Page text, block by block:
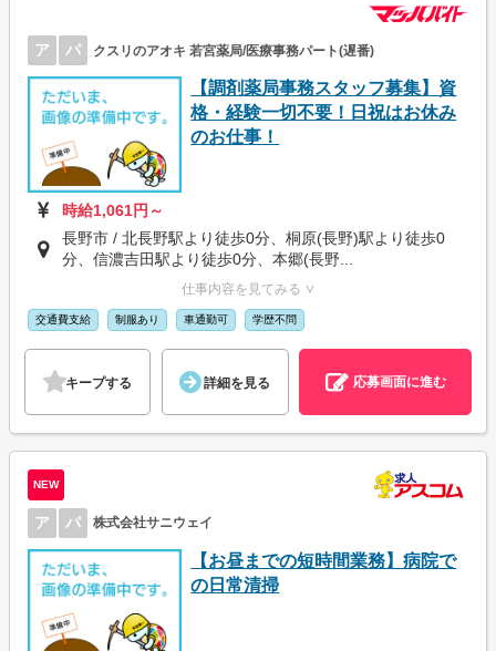
ア パ クスリのアオキ 若宮薬局/医療事務パート(遅番)
【調剤薬局事務スタッフ募集】資
格・経験一切不要！日祝はお休み
のお仕事！
時給1,061円～
長野市 / 北長野駅より徒歩0分、桐原(長野)駅より徒歩0
分、信濃吉田駅より徒歩0分、本郷(長野...
仕事内容を見てみる ∨
交通費支給 制服あり 車通勤可 学歴不問
キープする 詳細を見る 応募画面に進む
NEW
ア パ 株式会社サニウェイ
【お昼までの短時間業務】病院で
の日常清掃